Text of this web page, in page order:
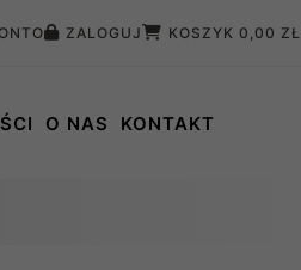
ZALOGUJ KOSZYK 0,00 ZŁ
O NAS KONTAKT